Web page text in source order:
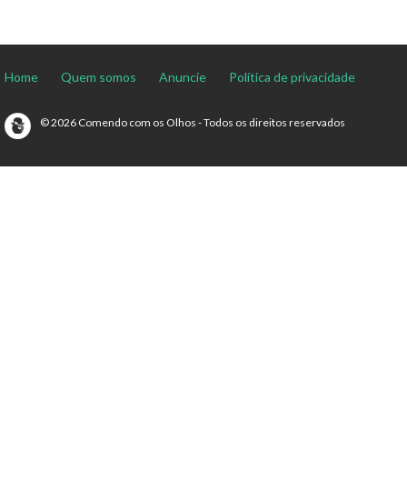
Home Quem somos Anuncie Política de privacidade
© 2026 Comendo com os Olhos - Todos os direitos reservados